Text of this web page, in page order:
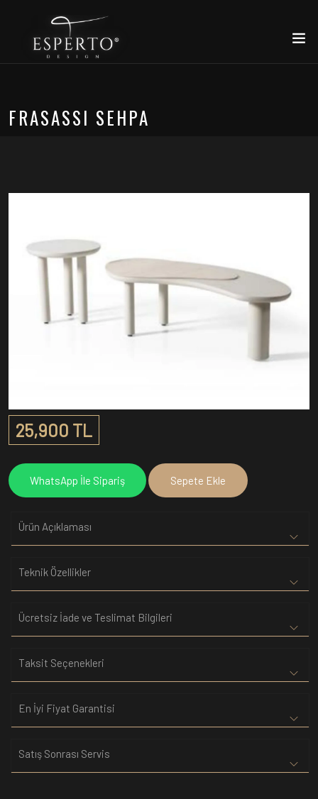
FRASASSI SEHPA
25,900 TL
WhatsApp İle Sipariş Sepete Ekle
Ürün Açıklaması
Teknik Özellikler
Ücretsiz İade ve Teslimat Bilgileri
Taksit Seçenekleri
En İyi Fiyat Garantisi
Satış Sonrası Servis